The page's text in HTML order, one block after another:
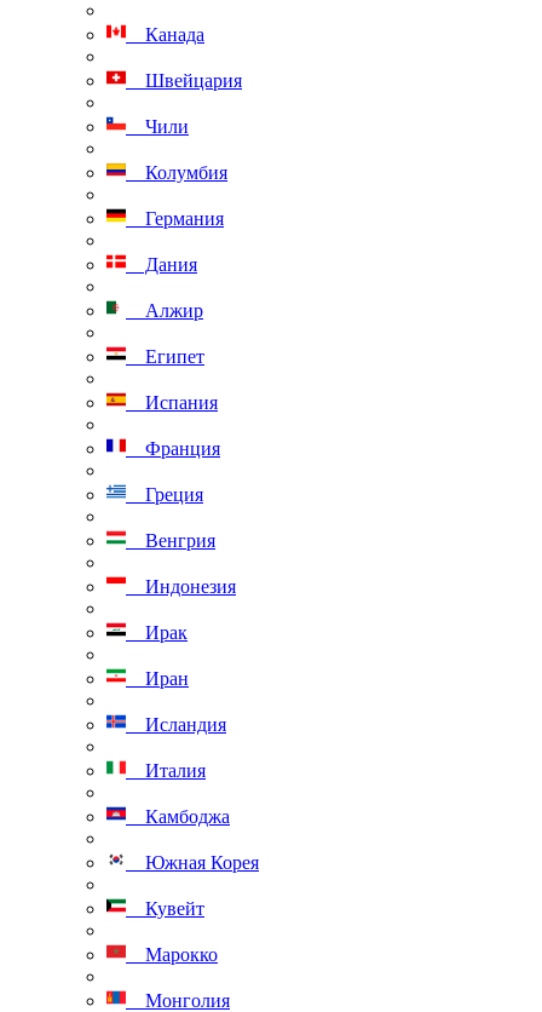
Канада
Швейцария
Чили
Колумбия
Германия
Дания
Алжир
Египет
Испания
Франция
Греция
Венгрия
Индонезия
Ирак
Иран
Исландия
Италия
Камбоджа
Южная Корея
Кувейт
Марокко
Монголия